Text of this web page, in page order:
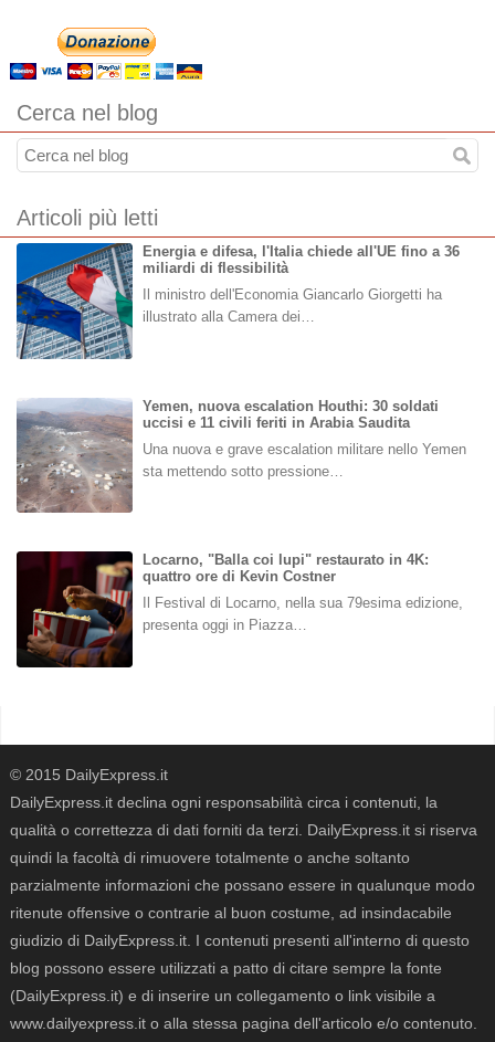
Cerca nel blog
Articoli più letti
Energia e difesa, l'Italia chiede all'UE fino a 36
miliardi di flessibilità
Il ministro dell'Economia Giancarlo Giorgetti ha
illustrato alla Camera dei…
Yemen, nuova escalation Houthi: 30 soldati
uccisi e 11 civili feriti in Arabia Saudita
Una nuova e grave escalation militare nello Yemen
sta mettendo sotto pressione…
Locarno, "Balla coi lupi" restaurato in 4K:
quattro ore di Kevin Costner
Il Festival di Locarno, nella sua 79esima edizione,
presenta oggi in Piazza…
© 2015 DailyExpress.it
DailyExpress.it declina ogni responsabilità circa i contenuti, la
qualità o correttezza di dati forniti da terzi. DailyExpress.it si riserva
quindi la facoltà di rimuovere totalmente o anche soltanto
parzialmente informazioni che possano essere in qualunque modo
ritenute offensive o contrarie al buon costume, ad insindacabile
giudizio di DailyExpress.it. I contenuti presenti all'interno di questo
blog possono essere utilizzati a patto di citare sempre la fonte
(DailyExpress.it) e di inserire un collegamento o link visibile a
www.dailyexpress.it o alla stessa pagina dell'articolo e/o contenuto.